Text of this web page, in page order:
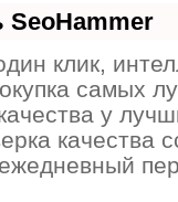
SeoHammer
клик,
самых
у
качества